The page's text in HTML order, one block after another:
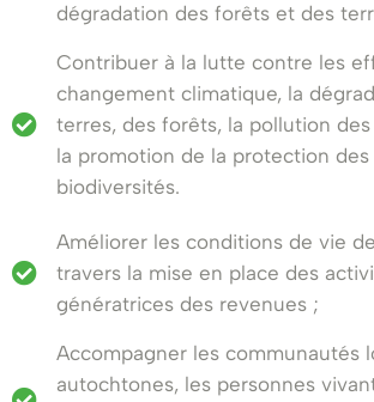
dégradation des forêts et des
Contribuer à la lutte contre les
changement climatique, la
terres, des forêts, la pollution
la promotion de la protection
biodiversités.
Améliorer les conditions de vie
travers la mise en place des
génératrices des revenues ;
Accompagner les communautés
autochtones, les personnes